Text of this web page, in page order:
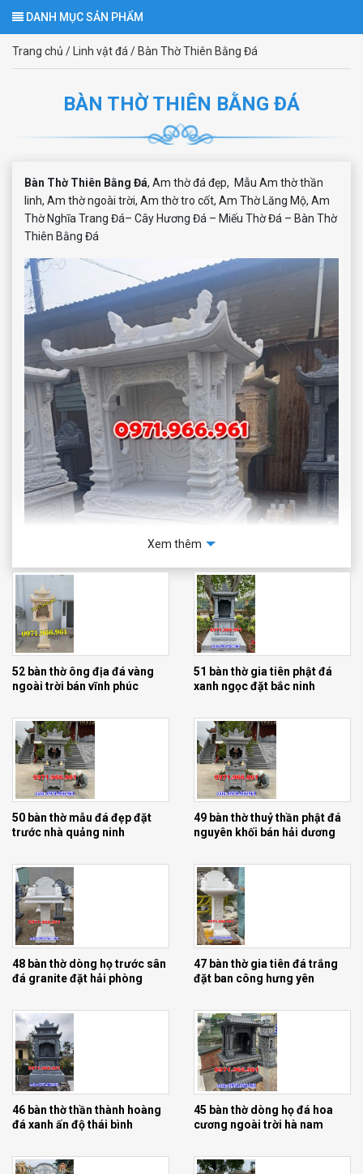
DANH MỤC SẢN PHẨM
Trang chủ / Linh vật đá / Bàn Thờ Thiên Bằng Đá
BÀN THỜ THIÊN BẰNG ĐÁ
Bàn Thờ Thiên Bằng Đá, Am thờ đá đẹp, Mẫu Am thờ thần
linh, Am thờ ngoài trời, Am thờ tro cốt, Am Thờ Lăng Mộ, Am
Thờ Nghĩa Trang Đá– Cây Hương Đá – Miếu Thờ Đá – Bàn Thờ
Thiên Bằng Đá
bàn thờ ông thiên đá trắng có mái che 1m33cm – 89 cm –
2m55 tp hồ chí minh
Xem thêm
52 bàn thờ ông địa đá vàng
ngoài trời bán vĩnh phúc
51 bàn thờ gia tiên phật đá
xanh ngọc đặt bắc ninh
50 bàn thờ mẫu đá đẹp đặt
trước nhà quảng ninh
49 bàn thờ thuỷ thần phật đá
nguyên khối bán hải dương
48 bàn thờ dòng họ trước sân
đá granite đặt hải phòng
47 bàn thờ gia tiên đá trắng
đặt ban công hưng yên
46 bàn thờ thần thành hoàng
đá xanh ấn độ thái bình
45 bàn thờ dòng họ đá hoa
cương ngoài trời hà nam